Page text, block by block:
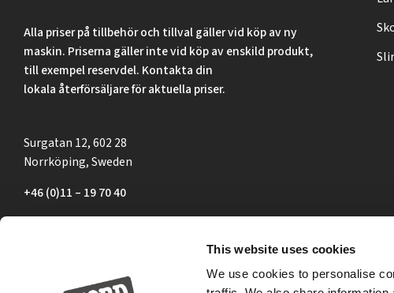
This website uses cookies
We use cookies to personalise
Alla priser på tillbehör och tillval gäller vid köp av ny
maskin. Priserna gäller inte vid köp av enskild produkt,
till exempel reservdel. Kontakta din
lokala återförsäljare för aktuella priser.
Surgatan 12, 602 28
Norrköping, Sweden
+46 (0)11 – 19 70 40